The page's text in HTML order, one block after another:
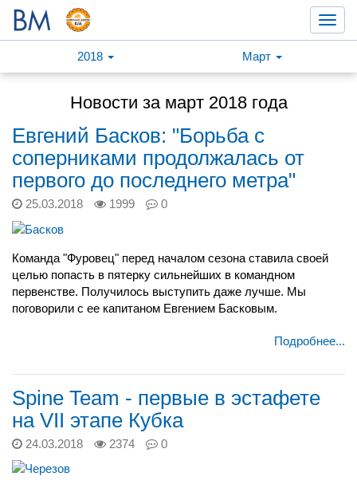
2018
Март
Новости за март 2018 года
Евгений Басков: "Борьба с
соперниками продолжалась от
первого до последнего метра"
25.03.2018 1999 0
Команда "Фуровец" перед началом сезона ставила своей
целью попасть в пятерку сильнейших в командном
первенстве. Получилось выступить даже лучше. Мы
поговорили с ее капитаном Евгением Басковым.
Подробнее...
Spine Team - первые в эстафете
на VII этапе Кубка
24.03.2018 2374 0